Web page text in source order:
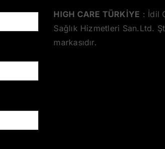
HIGH CARE TÜRKİYE : İdil
Sağlık Hizmetleri San.Ltd.
markasıdır.